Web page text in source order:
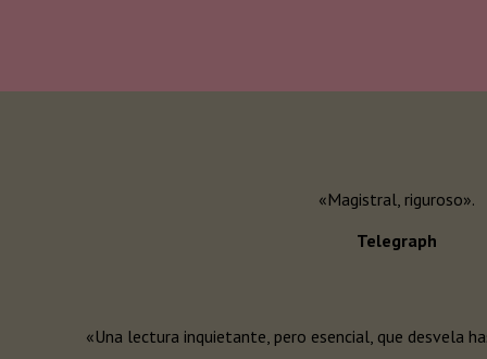
«Magistral, riguroso».
Telegraph
«Una lectura inquietante, pero esencial, que desvela